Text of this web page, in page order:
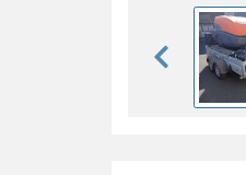
zurück